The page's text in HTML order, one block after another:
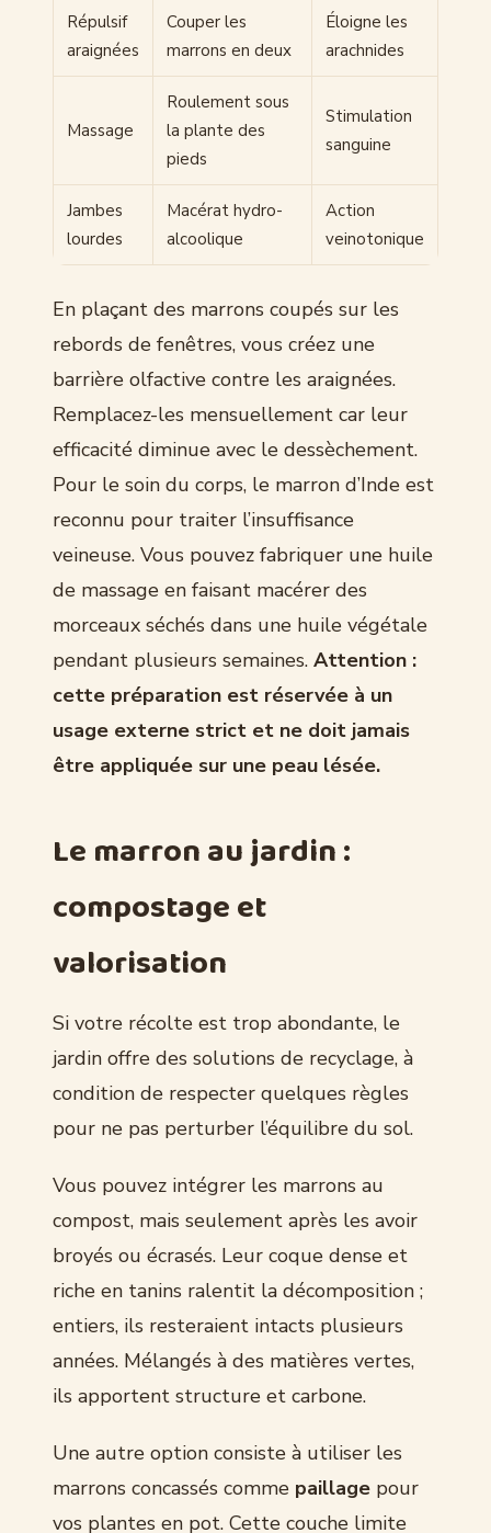
Répulsif
araignées
Couper les
marrons en deux
Éloigne les
arachnides
Massage
Roulement sous
la plante des
pieds
Stimulation
sanguine
Jambes
lourdes
Macérat hydro-
alcoolique
Action
veinotonique
En plaçant des marrons coupés sur les
rebords de fenêtres, vous créez une
barrière olfactive contre les araignées.
Remplacez-les mensuellement car leur
efficacité diminue avec le dessèchement.
Pour le soin du corps, le marron d’Inde est
reconnu pour traiter l’insuffisance
veineuse. Vous pouvez fabriquer une huile
de massage en faisant macérer des
morceaux séchés dans une huile végétale
pendant plusieurs semaines. Attention :
cette préparation est réservée à un
usage externe strict et ne doit jamais
être appliquée sur une peau lésée.
Le marron au jardin :
compostage et
valorisation
Si votre récolte est trop abondante, le
jardin offre des solutions de recyclage, à
condition de respecter quelques règles
pour ne pas perturber l’équilibre du sol.
Vous pouvez intégrer les marrons au
compost, mais seulement après les avoir
broyés ou écrasés. Leur coque dense et
riche en tanins ralentit la décomposition ;
entiers, ils resteraient intacts plusieurs
années. Mélangés à des matières vertes,
ils apportent structure et carbone.
Une autre option consiste à utiliser les
marrons concassés comme paillage pour
vos plantes en pot. Cette couche limite